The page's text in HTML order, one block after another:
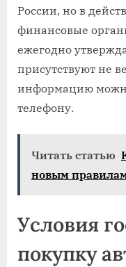
России, но в
финансовые
ежегодно
присутствуют не
информацию
телефону.
Читать статью
новым
Условия
покупку